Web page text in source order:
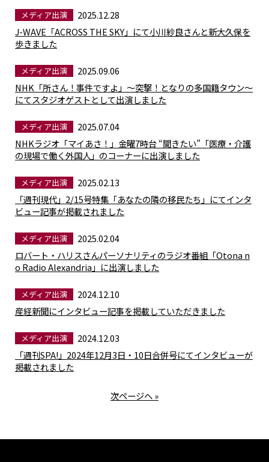
メディア出演
2025.12.28
J-WAVE「ACROSS THE SKY」にて小川紗良さんと新大久保を
歩きました
メディア出演
2025.09.06
NHK「所さん！事件ですよ」～突撃！となりの多国籍タウン～
にてスタジオゲストとして出演しました
メディア出演
2025.07.04
NHKラジオ「マイあさ！」金曜7時台 “聞きたい”「医療・介護
の現場で働く外国人」のコーナーに出演しました
メディア出演
2025.02.13
「週刊現代」2/15号特集「あなたの隣の移民たち」にてインタ
ビュー記事が掲載されました
メディア出演
2025.02.04
ロバート・ハリスさんパーソナリティのラジオ番組「Otona n
o Radio Alexandria」に出演しました
メディア出演
2024.12.10
産経新聞にインタビュー記事を掲載していただきました
メディア出演
2024.12.03
「週刊SPA!」2024年12月3日・10日合併号にてインタビューが
掲載されました
次ページへ »